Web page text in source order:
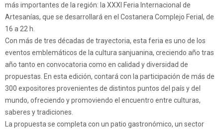
más importantes de la región: la XXXI Feria Internacional de
Artesanías, que se desarrollará en el Costanera Complejo Ferial, de
16 a 22 h.
Con más de tres décadas de trayectoria, esta feria es uno de los
eventos emblemáticos de la cultura sanjuanina, creciendo año tras
año tanto en convocatoria como en calidad y diversidad de
propuestas. En esta edición, contará con la participación de más de
300 expositores provenientes de distintos puntos del país y del
mundo, ofreciendo y promoviendo el encuentro entre culturas,
saberes y tradiciones.
La propuesta se completa con un patio gastronómico, un sector